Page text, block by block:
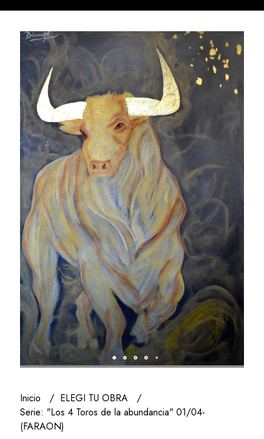
Inicio
ELEGI TU OBRA
Serie: "Los 4 Toros de la abundancia" 01/04-
(FARAON)